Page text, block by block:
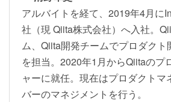
アルバイトを経て、2019年4月に
社（現 Qiita株式会社）へ入社。
ム、Qiita開発チームでプロダク
を担当。2020年1月からQiitaのプ
ャーに就任。現在はプロダクトマ
バーのマネジメントを行う。